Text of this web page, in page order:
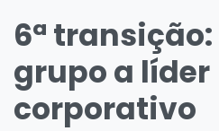
6ª
grupo a líder
corporativo